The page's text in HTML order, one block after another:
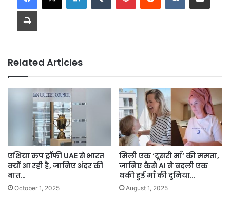
Print
Related Articles
एशिया कप ट्रॉफी UAE से भारत
क्यों आ रही है, जानिए अंदर की
बात…
October 1, 2025
मिली एक ‘दूसरी माँ’ की ममता,
जानिए कैसे AI ने बदली एक
थकी हुई माँ की दुनिया…
August 1, 2025